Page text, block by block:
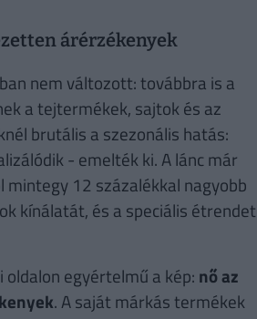
árérzékenyek
nem változott: továbbra is a
a tejtermékek, sajtok és az
brutális a szezonális hatás:
- emelték ki. A lánc már
12 százalékkal nagyobb
kínálatát, és a speciális étrendet
egyértelmű a kép: nő az
. A saját márkás termékek